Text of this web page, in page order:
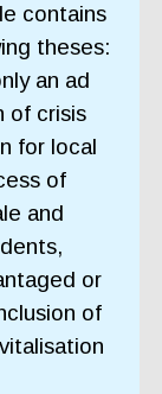
contains
theses:
an ad
of crisis
for local
of
and
or
of